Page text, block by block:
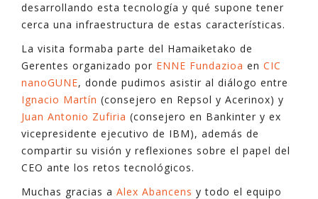
desarrollando esta tecnología y qué supone tener
cerca una infraestructura de estas características.
La visita formaba parte del Hamaiketako de
Gerentes organizado por ENNE Fundazioa en CIC
nanoGUNE, donde pudimos asistir al diálogo entre
Ignacio Martín (consejero en Repsol y Acerinox) y
Juan Antonio Zufiria (consejero en Bankinter y ex
vicepresidente ejecutivo de IBM), además de
compartir su visión y reflexiones sobre el papel del
CEO ante los retos tecnológicos.
Muchas gracias a Alex Abancens y todo el equipo